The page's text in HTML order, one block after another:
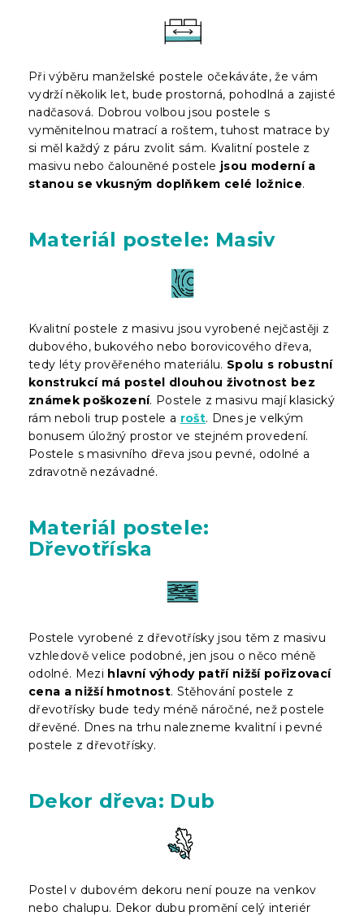
Při výběru manželské postele očekáváte, že vám
vydrží několik let, bude prostorná, pohodlná a zajisté
nadčasová. Dobrou volbou jsou postele s
vyměnitelnou matrací a roštem, tuhost matrace by
si měl každý z páru zvolit sám. Kvalitní postele z
masivu nebo čalouněné postele jsou moderní a
stanou se vkusným doplňkem celé ložnice.
Materiál postele: Masiv
Kvalitní postele z masivu jsou vyrobené nejčastěji z
dubového, bukového nebo borovicového dřeva,
tedy léty prověřeného materiálu. Spolu s robustní
konstrukcí má postel dlouhou životnost bez
známek poškození. Postele z masivu mají klasický
rám neboli trup postele a rošt. Dnes je velkým
bonusem úložný prostor ve stejném provedení.
Postele s masivního dřeva jsou pevné, odolné a
zdravotně nezávadné.
Materiál postele:
Dřevotříska
Postele vyrobené z dřevotřísky jsou těm z masivu
vzhledově velice podobné, jen jsou o něco méně
odolné. Mezi hlavní výhody patří nižší pořizovací
cena a nižší hmotnost. Stěhování postele z
dřevotřísky bude tedy méně náročné, než postele
dřevěné. Dnes na trhu nalezneme kvalitní i pevné
postele z dřevotřísky.
Dekor dřeva: Dub
Postel v dubovém dekoru není pouze na venkov
nebo chalupu. Dekor dubu promění celý interiér